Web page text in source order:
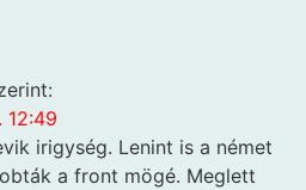
12:49
irigység. Lenint is a német
a front mögé. Meglett